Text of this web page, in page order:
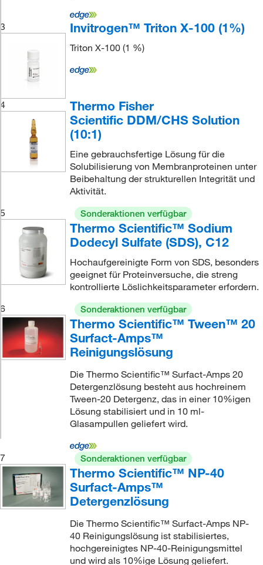
3 Invitrogen™ Triton X-100 (1%)
Triton X-100 (1 %)
4
Thermo Fisher
Scientific DDM/CHS Solution
(10:1)
Eine gebrauchsfertige Lösung für die
Solubilisierung von Membranproteinen unter
Beibehaltung der strukturellen Integrität und
Aktivität.
5
Sonderaktionen verfügbar
Thermo Scientific™ Sodium
Dodecyl Sulfate (SDS), C12
Hochaufgereinigte Form von SDS, besonders
geeignet für Proteinversuche, die streng
kontrollierte Löslichkeitsparameter erfordern.
6
Sonderaktionen verfügbar
Thermo Scientific™ Tween™ 20
Surfact-Amps™
Reinigungslösung
Die Thermo Scientific™ Surfact-Amps 20
Detergenzlösung besteht aus hochreinem
Tween-20 Detergenz, das in einer 10%igen
Lösung stabilisiert und in 10 ml-
Glasampullen geliefert wird.
7 Sonderaktionen verfügbar
Thermo Scientific™ NP-40
Surfact-Amps™
Detergenzlösung
Die Thermo Scientific™ Surfact-Amps NP-
40 Reinigungslösung ist stabilisiertes,
hochgereinigtes NP-40-Reinigungsmittel
und wird als 10%ige Lösung geliefert.